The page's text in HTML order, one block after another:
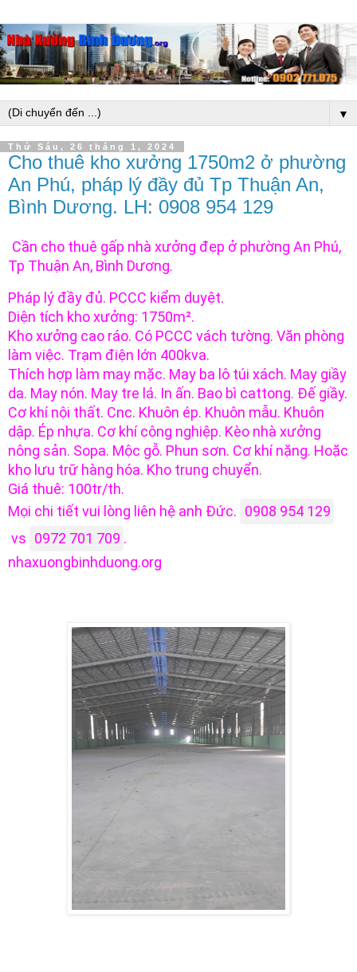
▼
Thứ Sáu, 26 tháng 1, 2024
Cho thuê kho xưởng 1750m2 ở phường
An Phú, pháp lý đầy đủ Tp Thuận An,
Bình Dương. LH: 0908 954 129
Cần cho thuê gấp nhà xưởng đẹp ở phường An Phú,
Tp Thuận An, Bình Dương.
Pháp lý đầy đủ. PCCC kiểm duyệt.
Diện tích kho xưởng: 1750m².
Kho xưởng cao ráo. Có PCCC vách tường. Văn phòng
làm việc. Trạm điện lớn 400kva.
Thích hợp làm may mặc. May ba lô túi xách. May giầy
da. May nón. May tre lá. In ấn. Bao bì cattong. Đế giầy.
Cơ khí nội thất. Cnc. Khuôn ép. Khuôn mẫu. Khuôn
dập. Ép nhựa. Cơ khí công nghiệp. Kèo nhà xưởng
nông sản. Sopa. Mộc gỗ. Phun sơn. Cơ khí nặng. Hoặc
kho lưu trữ hàng hóa. Kho trung chuyển.
Giá thuê: 100tr/th.
Mọi chi tiết vui lòng liên hệ anh Đức. 0908 954 129
vs 0972 701 709 .
nhaxuongbinhduong.org